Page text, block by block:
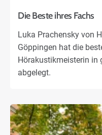
Über uns
Die Beste ihres Fachs
Luka Prachensky von
Göppingen hat die
Hörakustikmeisterin in
abgelegt.